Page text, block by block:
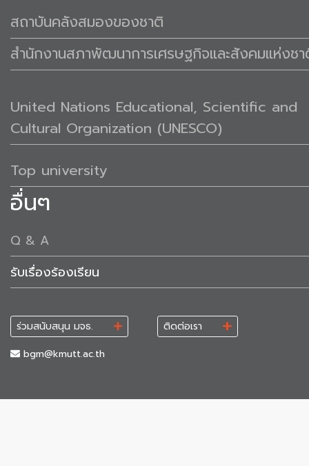
สถาบันคลังสมองของชาติ
สำนักงานสภาพัฒนาการเศรษฐกิจและสังคมแห่งช
United Nations Educational, Scientific and
Cultural Organization (UNESCO)
Top university
อื่นๆ
Q & A
รับเรื่องร้องเรียน
ร่วมสนับสนุน มจธ.
ติดต่อเรา
bgm@kmutt.ac.th